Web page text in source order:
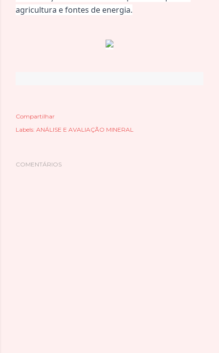
agricultura e fontes de energia.
Compartilhar
Labels: ANÁLISE E AVALIAÇÃO MINERAL
COMENTÁRIOS